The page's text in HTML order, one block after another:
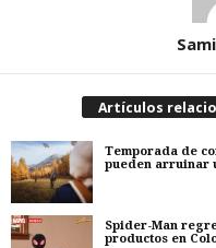
Artículos
Temporada de
pueden arruinar
Spider-Man
productos en